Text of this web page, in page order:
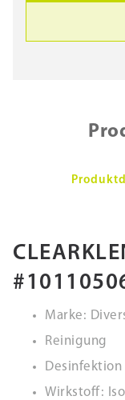
Marke:
Reinigung
Desinfektion
Wirkstoff: